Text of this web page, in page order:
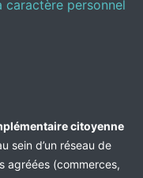
caractère personnel
citoyenne
sein d’un réseau de
agréées (commerces,